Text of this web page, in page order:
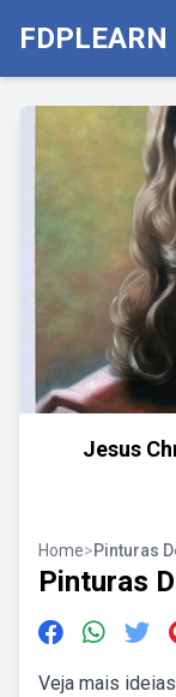
FDPLEARN
Jesus
Home>Pinturas
Pinturas
Veja mais